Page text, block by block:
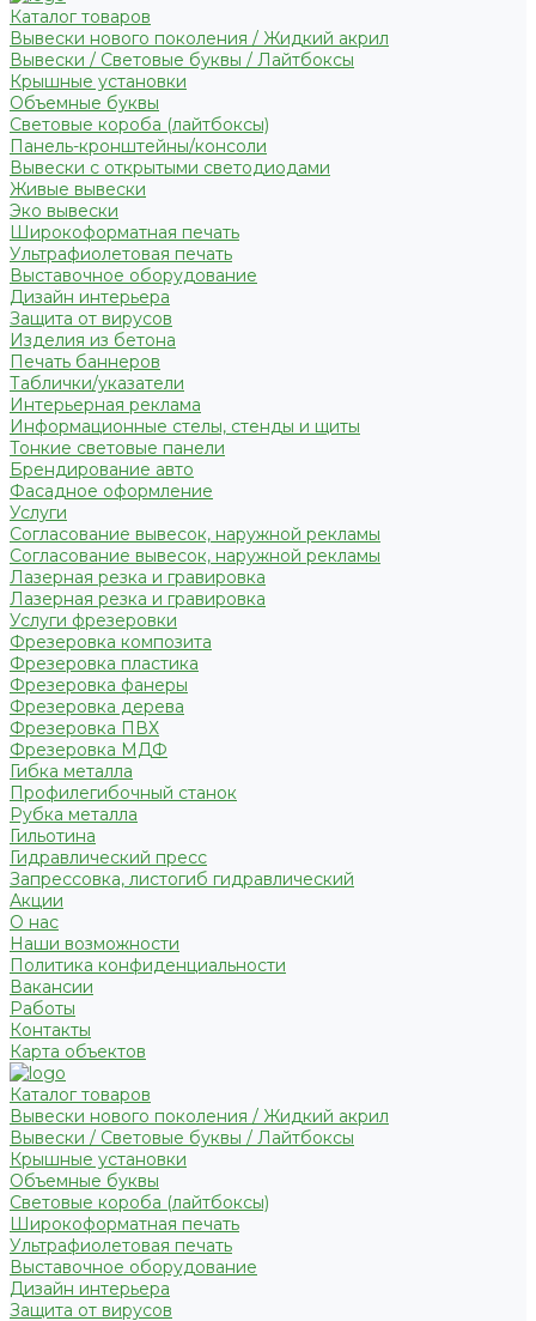
Каталог товаров
Вывески нового поколения / Жидкий акрил
Вывески / Световые буквы / Лайтбоксы
Крышные установки
Объемные буквы
Световые короба (лайтбоксы)
Панель-кронштейны/консоли
Вывески с открытыми светодиодами
Живые вывески
Эко вывески
Широкоформатная печать
Ультрафиолетовая печать
Выставочное оборудование
Дизайн интерьера
Защита от вирусов
Изделия из бетона
Печать баннеров
Таблички/указатели
Интерьерная реклама
Информационные стелы, стенды и щиты
Тонкие световые панели
Брендирование авто
Фасадное оформление
Услуги
Согласование вывесок, наружной рекламы
Согласование вывесок, наружной рекламы
Лазерная резка и гравировка
Лазерная резка и гравировка
Услуги фрезеровки
Фрезеровка композита
Фрезеровка пластика
Фрезеровка фанеры
Фрезеровка дерева
Фрезеровка ПВХ
Фрезеровка МДФ
Гибка металла
Профилегибочный станок
Рубка металла
Гильотина
Гидравлический пресс
Запрессовка, листогиб гидравлический
Акции
О нас
Наши возможности
Политика конфиденциальности
Вакансии
Работы
Контакты
Карта объектов
Каталог товаров
Вывески нового поколения / Жидкий акрил
Вывески / Световые буквы / Лайтбоксы
Крышные установки
Объемные буквы
Световые короба (лайтбоксы)
Широкоформатная печать
Ультрафиолетовая печать
Выставочное оборудование
Дизайн интерьера
Защита от вирусов